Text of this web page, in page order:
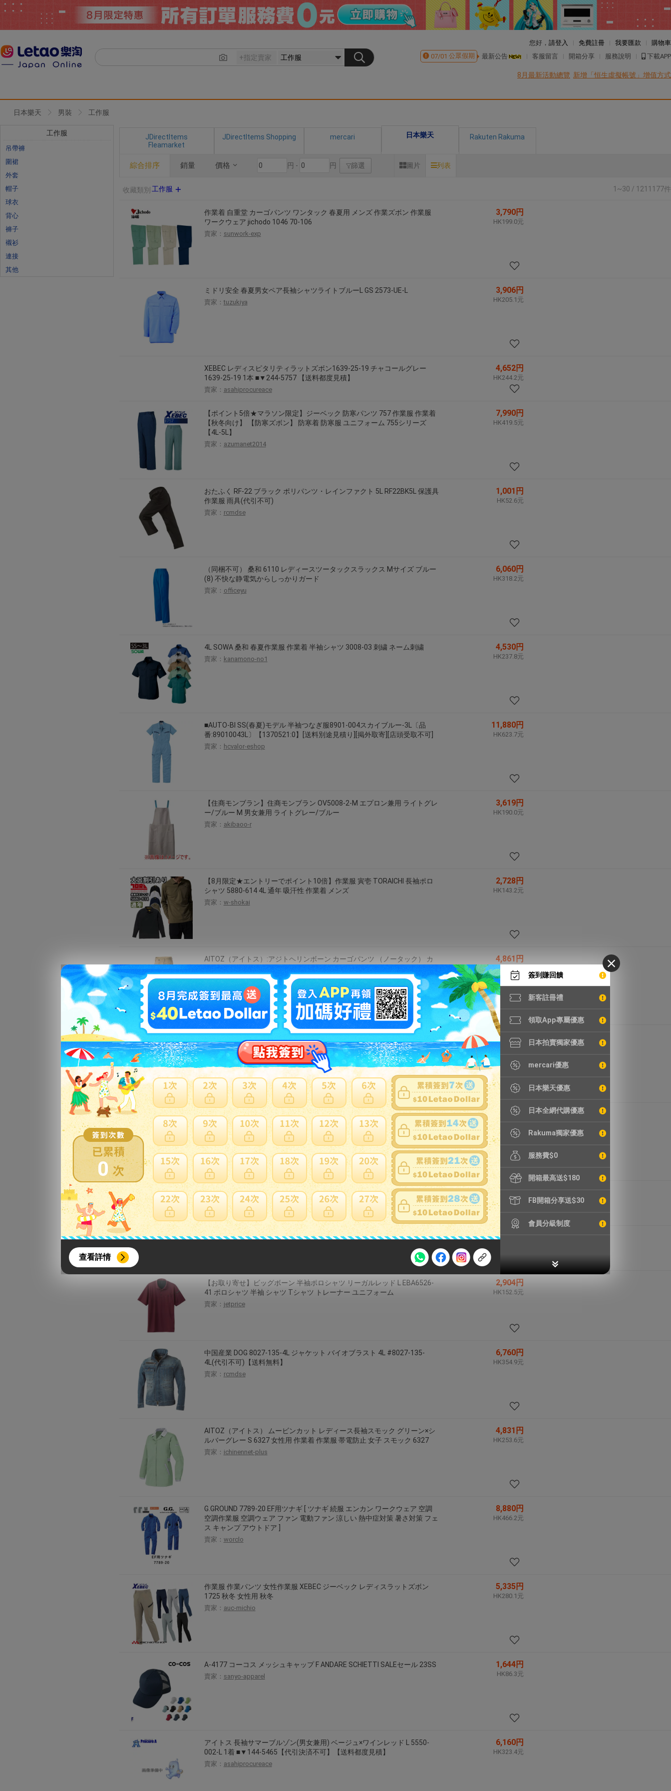
0
注意事項
2026年8月1日上午00:00開始至2026年8月31日晚上23:59結束。
每人單一帳號每日只可簽到1次，逾期不得補簽。
本月每完成簽到7次
，系統會即時發放「$10 Letao Dollar」至會員帳戶中。
本月簽到活動最多可獲得「$40 Letao Dollar」。
會員需完成手機認證才可參加本活動，若要參加APP加碼活動，可掃瞄QRcode下載APP。
Letao Dollar使用期限至發放後第30日之晚上23:59。
Letao Dollar可於「JDirectItems Auction」、「日本商城代購」 「第一次付款」使用，可折抵服務費
與商品金額。
Letao Dollar不可用於購買商品為「門票、優惠券、住宿券、禮券、儲值卡……等等」、48小時外付款、
類現金商品、日本寄日本之訂單。
使用Letao Dollar之委託單，如因價格不符、缺貨、非Letao因素(退貨不會歸還)退單者，退回的Letao
Dollar使用期限不會延長。
查看詳情
簽到賺回饋
新客註冊禮
領取App專屬優惠
日本拍賣獨家優惠
mercari優惠
日本樂天優惠
日本全網代購優惠
Rakuma獨家優惠
服務費$0
開箱最高送$180
FB開箱分享送$30
會員分級制度
您好， 請登入 免費註冊 我要匯款
購物車
07/01 公眾假期 最新公告 客服留言 開箱分享 服務說明 下載APP
8月最新活動總覽 新增「恒生虛擬帳號」增值方式
日本樂天 男裝 工作服
工作服
吊帶褲
圍裙
外套
帽子
球衣
背心
褲子
襯衫
連接
其他
JDirectItems
Fleamarket
JDirectItems Shopping mercari 日本樂天 Rakuten Rakuma
綜合排序 銷量 價格 円 - 円 篩選 圖片 列表
收藏類別 工作服 1~30 / 1211177件
作業着 自重堂 カーゴパンツ ワンタック 春夏用 メンズ 作業ズボン 作業服
ワークウェア jichodo 1046 70-106
賣家： sunwork-exp
3,790円
HK199.0元
ミドリ安全 春夏男女ペア長袖シャツライトブルーL GS 2573-UE-L
賣家：tuzukiya
3,906円
HK205.1元
XEBEC レディスピタリティラットズボン1639-25-19 チャコールグレー
1639-25-19 1本 ■▼244-5757 【送料都度見積】
賣家： asahiprocureace
4,652円
HK244.2元
【ポイント5倍★マラソン限定】ジーベック 防寒パンツ 757 作業服 作業着
【秋冬向け】 【防寒ズボン】 防寒着 防寒服 ユニフォーム 755シリーズ
【4L-5L】
賣家： azumanet2014
7,990円
HK419.5元
おたふく RF-22 ブラック ポリパンツ・レインファクト 5L RF22BK5L 保護具
作業服 雨具(代引不可)
賣家： rcmdse
1,001円
HK52.6元
（同梱不可） 桑和 6110 レディースツータックスラックス Mサイズ ブルー
(8) 不快な静電気からしっかりガード
賣家： officeyu
6,060円
HK318.2元
4L SOWA 桑和 春夏作業服 作業着 半袖シャツ 3008-03 刺繍 ネーム刺繍
賣家： kanamono-no1
4,530円
HK237.8元
■AUTO-BI SS(春夏)モデル 半袖つなぎ服8901-004スカイブルー-3L〔品
番:89010043L〕【1370521:0】[送料別途見積り][掲外取寄][店頭受取不可]
賣家： hcvalor-eshop
11,880円
HK623.7元
【住商モンブラン】住商モンブラン OV5008-2-M エプロン兼用 ライトグレ
ー/ブルー M 男女兼用 ライトグレー/ブルー
賣家： akibaoo-r
3,619円
HK190.0元
【8月限定★エントリーでポイント10倍】作業服 寅壱 TORAICHI 長袖ポロ
シャツ 5880-614 4L 通年 吸汗性 作業着 メンズ
賣家： w-shokai
2,728円
HK143.2元
AITOZ（アイトス）:アジトヘリンボーン カーゴパンツ （ノータック） カ
ーキ 3L 60621 脇ポケット付ズボン ベトナムズボン ノータック 帯電防止
60621
賣家：cocoterrace
4,861円
HK255.2元
■アイトス ムービンカット カーゴパンツ2タック グリーン 110〔品
番:AZ6324015110〕【1188250:0】[送料別途見積り][掲外取寄][店頭受取不
可]
賣家：hcvalor-eshop
5,577円
HK292.8元
■自重堂 ブルゾンシルバ-グレ- EL〔品番:48420130EL〕【2131096:0】[送
料別途見積り][掲外取寄][店頭受取不可]
賣家： hcvalor-eshop
8,998円
HK472.4元
suns WA10010 サンエス 半袖ブルゾン 作業服 作業着 仕事着 シンプル かっ
こいい おしゃれ ワークウェア
賣家： workwearfit-r
6,522円
HK342.4元
自重堂 パンツネ-ビ- L 41406-011-L 1着 ■▼220-6986【代引決済不可】【送
6,838円
【お取り寄せ】ビッグボーン 半袖ポロシャツ リーガルレッド L EBA6526-
41 ポロシャツ 半袖 シャツ Tシャツ トレーナー ユニフォーム
賣家： jetprice
2,904円
HK152.5元
中国産業 DOG 8027-135-4L ジャケット バイオブラスト 4L #8027-135-
4L(代引不可)【送料無料】
賣家： rcmdse
6,760円
HK354.9元
AITOZ（アイトス） ムービンカット レディース長袖スモック グリーン×シ
ルバーグレー S 6327 女性用 作業着 作業服 帯電防止 女子 スモック 6327
賣家： ichinennet-plus
4,831円
HK253.6元
G.GROUND 7789-20 EF用ツナギ [ ツナギ 続服 エンカン ワークウェア 空調
空調作業服 空調ウェア ファン 電動ファン 涼しい 熱中症対策 暑さ対策 フェ
ス キャンプ アウトドア ]
賣家： worclo
8,880円
HK466.2元
作業服 作業パンツ 女性作業服 XEBEC ジーベック レディスラットズボン
1725 秋冬 女性用 秋冬
賣家： auc-michio
5,335円
HK280.1元
A-4177 コーコス メッシュキャップ F ANDARE SCHIETTI SALEセール 23SS
賣家： sanyo-apparel
1,644円
HK86.3元
アイトス 長袖サマーブルゾン(男女兼用) ベージュ×ワインレッド L 5550-
002-L 1着 ■▼144-5465【代引決済不可】【送料都度見積】
賣家： asahiprocureace
6,160円
HK323.4元